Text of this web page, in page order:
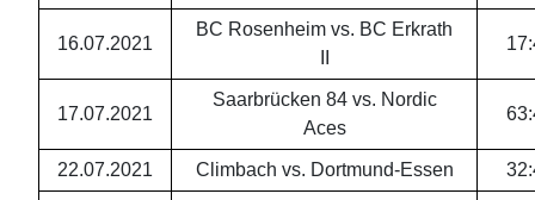
16.07.2021
BC Rosenheim vs. BC Erkrath
17:
17.07.2021
Saarbrücken 84 vs. Nordic
Aces
63:
22.07.2021 Climbach vs. Dortmund-Essen 32: